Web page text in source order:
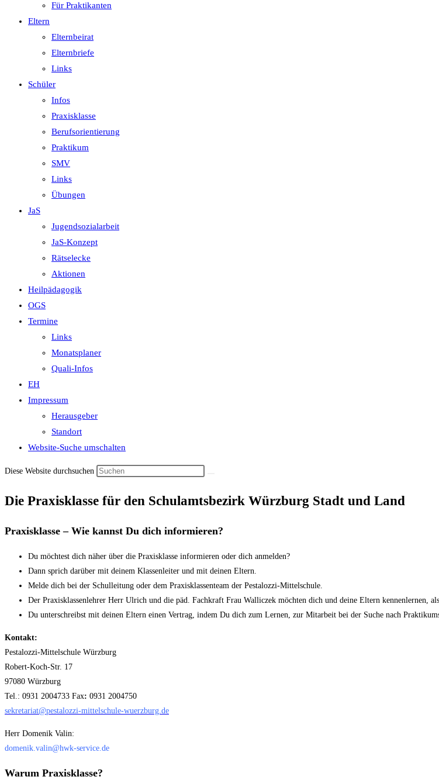
Für Praktikanten
Eltern
Elternbeirat
Elternbriefe
Links
Schüler
Infos
Praxisklasse
Berufsorientierung
Praktikum
SMV
Links
Übungen
JaS
Jugendsozialarbeit
JaS-Konzept
Rätselecke
Aktionen
Heilpädagogik
OGS
Termine
Links
Monatsplaner
Quali-Infos
EH
Impressum
Herausgeber
Standort
Website-Suche umschalten
Diese Website durchsuchen
Die Praxisklasse für den Schulamtsbezirk Würzburg Stadt und Land
Praxisklasse – Wie kannst Du dich informieren?
Du möchtest dich näher über die Pra­xisklasse informieren oder dich anmel­den?
Dann sprich darüber mit deinem Klas­senleiter und mit deinen Eltern.
Melde dich bei der Schulleitung oder dem Praxisklassenteam der Pestalozzi-Mittelschule.
Der Praxisklassenlehrer Herr Ulrich und die päd. Fachkraft Frau Walliczek möchten dich und deine Eltern kennenlernen,
Du unterschreibst mit deinen Eltern einen Vertrag, indem Du dich zum Lernen, zur Mitarbeit bei der Suche nach
Kontakt:
Pestalozzi-Mittelschule Würzburg
Robert-Koch-Str. 17
97080 Würzburg
Tel.: 0931 2004733 Fax: 0931 2004750
sekretariat@pestalozzi-mittelschule-wuerzburg.de
Herr Domenik Valin:
domenik.valin@hwk-service.de
Warum Praxisklasse?